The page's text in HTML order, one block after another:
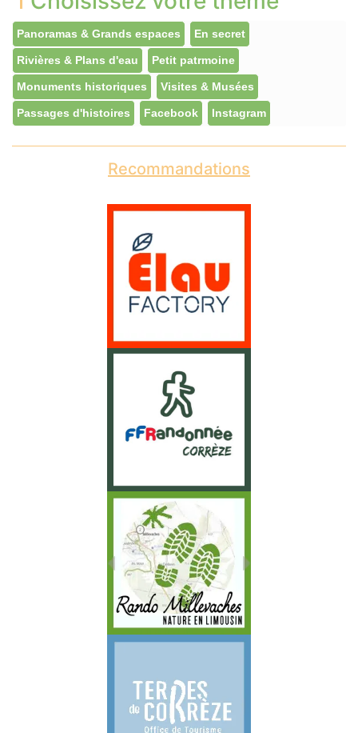
Panoramas & Grands espaces En secret
Rivières & Plans d'eau Petit patrmoine
Monuments historiques Visites & Musées
Passages d'histoires Facebook Instagram
Recommandations